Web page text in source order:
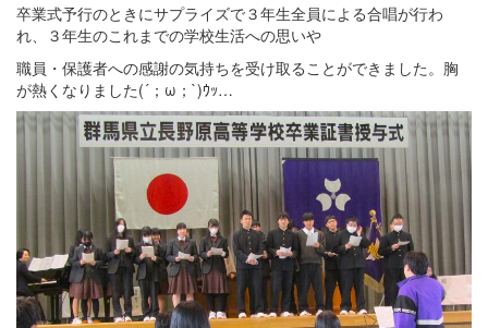
卒業式予行のときにサプライズで３年生全員による合唱が行わ
れ、３年生のこれまでの学校生活への思いや
職員・保護者への感謝の気持ちを受け取ることができました。胸
が熱くなりました(´；ω；`)ｳｯ…